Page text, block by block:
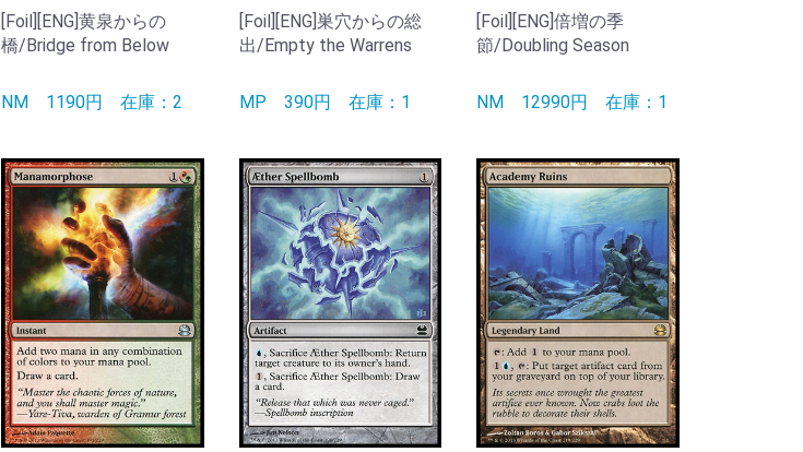
[Foil][ENG]黄泉からの
橋/Bridge from Below
NM 1190円在庫：2
[Foil][ENG]巣穴からの総
出/Empty the Warrens
MP 390円 在庫：1
[Foil][ENG]倍増の季
節/Doubling Season
NM 12990円在庫：1